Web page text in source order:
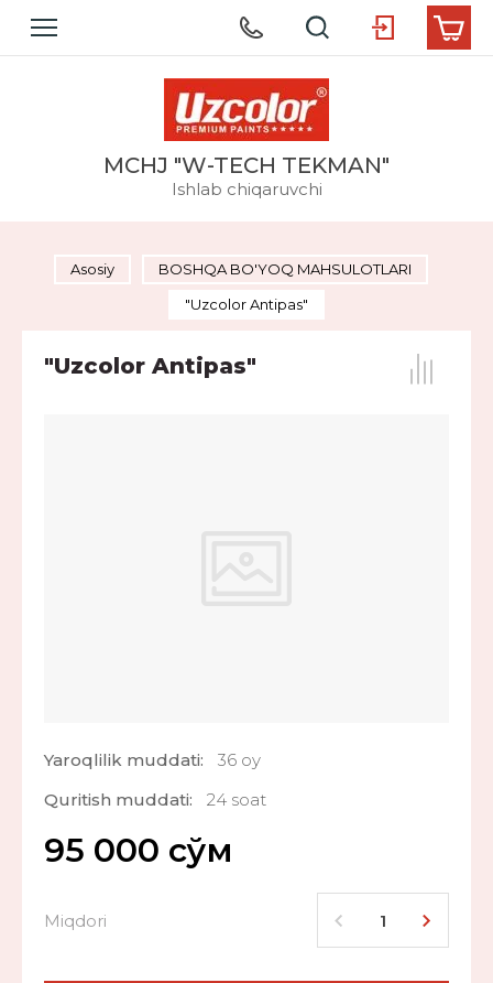
MCHJ "W-TECH TEKMAN"
Ishlab chiqaruvchi
Asosiy
BOSHQA BO'YOQ MAHSULOTLARI
"Uzcolor Antipas"
"Uzcolor Antipas"
Yaroqlilik muddati:
36 oy
Quritish muddati:
24 soat
95 000 сўм
Miqdori